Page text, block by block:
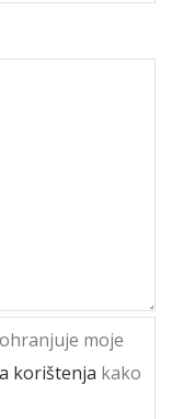
moje
korištenja kako